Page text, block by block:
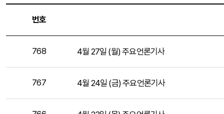
번호
768 4월 27일 (월) 주요언론기사
767 4월 24일 (금) 주요언론기사